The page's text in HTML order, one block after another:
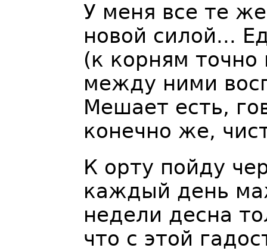
У меня все те
новой силой...
(к корням точно
между ними
Мешает есть,
конечно же,
К орту пойду
каждый день
недели десна
что с этой